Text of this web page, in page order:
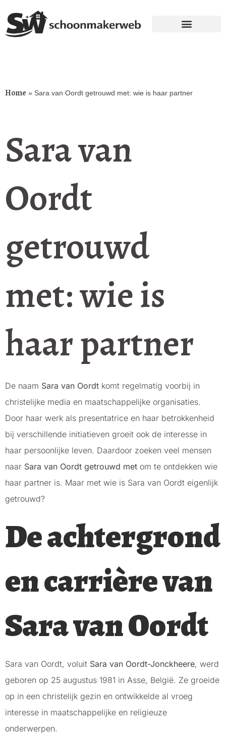
Home » Sara van Oordt getrouwd met: wie is haar partner
Sara van
Oordt
getrouwd
met: wie is
haar partner
De naam Sara van Oordt komt regelmatig voorbij in
christelijke media en maatschappelijke organisaties.
Door haar werk als presentatrice en haar betrokkenheid
bij verschillende initiatieven groeit ook de interesse in
haar persoonlijke leven. Daardoor zoeken veel mensen
naar Sara van Oordt getrouwd met om te ontdekken wie
haar partner is. Maar met wie is Sara van Oordt eigenlijk
getrouwd?
De achtergrond
en carrière van
Sara van Oordt
Sara van Oordt, voluit Sara van Oordt-Jonckheere, werd
geboren op 25 augustus 1981 in Asse, België. Ze groeide
op in een christelijk gezin en ontwikkelde al vroeg
interesse in maatschappelijke en religieuze
onderwerpen.